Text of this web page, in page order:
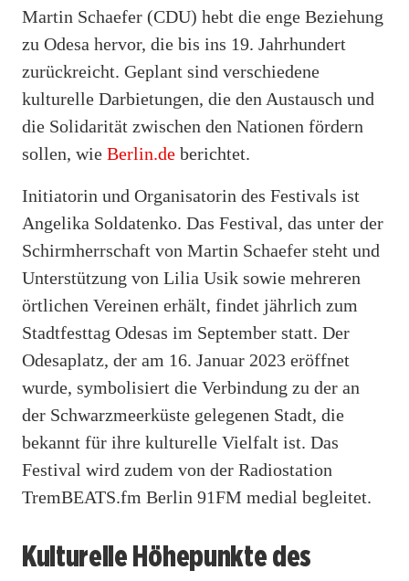
Martin Schaefer (CDU) hebt die enge Beziehung
zu Odesa hervor, die bis ins 19. Jahrhundert
zurückreicht. Geplant sind verschiedene
kulturelle Darbietungen, die den Austausch und
die Solidarität zwischen den Nationen fördern
sollen, wie Berlin.de berichtet.
Initiatorin und Organisatorin des Festivals ist
Angelika Soldatenko. Das Festival, das unter der
Schirmherrschaft von Martin Schaefer steht und
Unterstützung von Lilia Usik sowie mehreren
örtlichen Vereinen erhält, findet jährlich zum
Stadtfesttag Odesas im September statt. Der
Odesaplatz, der am 16. Januar 2023 eröffnet
wurde, symbolisiert die Verbindung zu der an
der Schwarzmeerküste gelegenen Stadt, die
bekannt für ihre kulturelle Vielfalt ist. Das
Festival wird zudem von der Radiostation
TremBEATS.fm Berlin 91FM medial begleitet.
Kulturelle Höhepunkte des